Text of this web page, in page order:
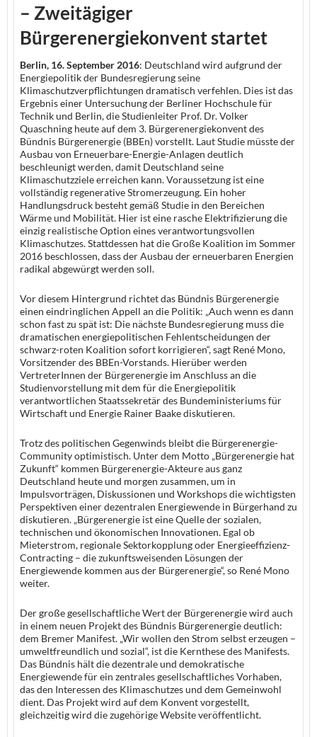
– Zweitägiger
Bürgerenergiekonvent startet
Berlin, 16. September 2016: Deutschland wird aufgrund der
Energiepolitik der Bundesregierung seine
Klimaschutzverpflichtungen dramatisch verfehlen. Dies ist das
Ergebnis einer Untersuchung der Berliner Hochschule für
Technik und Berlin, die Studienleiter Prof. Dr. Volker
Quaschning heute auf dem 3. Bürgerenergiekonvent des
Bündnis Bürgerenergie (BBEn) vorstellt. Laut Studie müsste der
Ausbau von Erneuerbare-Energie-Anlagen deutlich
beschleunigt werden, damit Deutschland seine
Klimaschutzziele erreichen kann. Voraussetzung ist eine
vollständig regenerative Stromerzeugung. Ein hoher
Handlungsdruck besteht gemäß Studie in den Bereichen
Wärme und Mobilität. Hier ist eine rasche Elektrifizierung die
einzig realistische Option eines verantwortungsvollen
Klimaschutzes. Stattdessen hat die Große Koalition im Sommer
2016 beschlossen, dass der Ausbau der erneuerbaren Energien
radikal abgewürgt werden soll.
Vor diesem Hintergrund richtet das Bündnis Bürgerenergie
einen eindringlichen Appell an die Politik: „Auch wenn es dann
schon fast zu spät ist: Die nächste Bundesregierung muss die
dramatischen energiepolitischen Fehlentscheidungen der
schwarz-roten Koalition sofort korrigieren“, sagt René Mono,
Vorsitzender des BBEn-Vorstands. Hierüber werden
VertreterInnen der Bürgerenergie im Anschluss an die
Studienvorstellung mit dem für die Energiepolitik
verantwortlichen Staatssekretär des Bundeministeriums für
Wirtschaft und Energie Rainer Baake diskutieren.
Trotz des politischen Gegenwinds bleibt die Bürgerenergie-
Community optimistisch. Unter dem Motto „Bürgerenergie hat
Zukunft“ kommen Bürgerenergie-Akteure aus ganz
Deutschland heute und morgen zusammen, um in
Impulsvorträgen, Diskussionen und Workshops die wichtigsten
Perspektiven einer dezentralen Energiewende in Bürgerhand zu
diskutieren. „Bürgerenergie ist eine Quelle der sozialen,
technischen und ökonomischen Innovationen. Egal ob
Mieterstrom, regionale Sektorkopplung oder Energieeffizienz-
Contracting – die zukunftsweisenden Lösungen der
Energiewende kommen aus der Bürgerenergie“, so René Mono
weiter.
Der große gesellschaftliche Wert der Bürgerenergie wird auch
in einem neuen Projekt des Bündnis Bürgerenergie deutlich:
dem Bremer Manifest. „Wir wollen den Strom selbst erzeugen –
umweltfreundlich und sozial“, ist die Kernthese des Manifests.
Das Bündnis hält die dezentrale und demokratische
Energiewende für ein zentrales gesellschaftliches Vorhaben,
das den Interessen des Klimaschutzes und dem Gemeinwohl
dient. Das Projekt wird auf dem Konvent vorgestellt,
gleichzeitig wird die zugehörige Website veröffentlicht.